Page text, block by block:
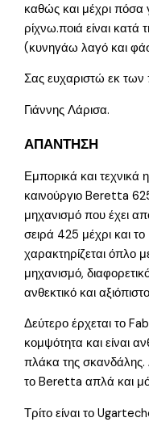
καθώς και μέχρι
ρίχνω.ποιά είναι
(κυνηγάω λαγό και
Σας ευχαριστώ εκ
Γιάννης Λάρισα.
ΑΠΑΝΤΗΣΗ
Εμπορικά και τεχνικά
καινούργιο Beretta
μηχανισμό που έχει
σειρά 425 μέχρι και
χαρακτηρίζεται όπλο
μηχανισμό,
ανθεκτικό και
Δεύτερο έρχεται το
κομψότητα και είναι
πλάκα της σκανδάλης.
το Beretta απλά και
Τρίτο είναι το